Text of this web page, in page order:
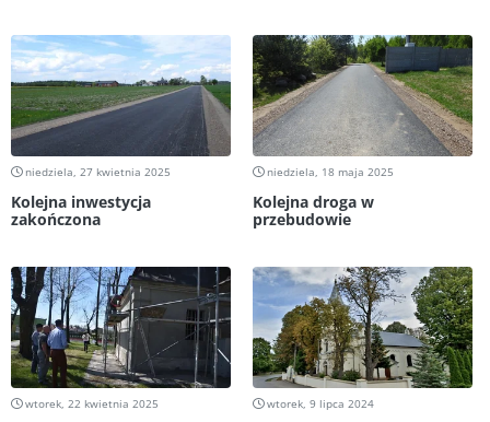
niedziela, 27 kwietnia 2025
Kolejna inwestycja
zakończona
niedziela, 18 maja 2025
Kolejna droga w
przebudowie
wtorek, 22 kwietnia 2025 wtorek, 9 lipca 2024